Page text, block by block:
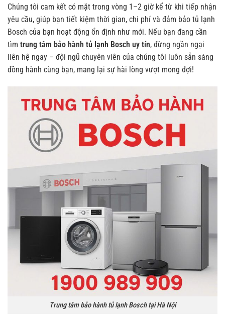
Chúng tôi cam kết có mặt trong vòng 1–2 giờ kể từ khi tiếp nhận
yêu cầu, giúp bạn tiết kiệm thời gian, chi phí và đảm bảo tủ lạnh
Bosch của bạn hoạt động ổn định như mới. Nếu bạn đang cần
tìm trung tâm bảo hành tủ lạnh Bosch uy tín, đừng ngần ngại
liên hệ ngay – đội ngũ chuyên viên của chúng tôi luôn sẵn sàng
đồng hành cùng bạn, mang lại sự hài lòng vượt mong đợi!
Trung tâm bảo hành tủ lạnh Bosch tại Hà Nội